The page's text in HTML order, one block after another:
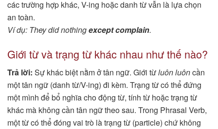
các trường hợp khác, V-ing hoặc danh từ vẫn là lựa chọn
an toàn.
Ví dụ: They did nothingexcept complain.
Giới từ và trạng từ khác nhau như thế nào?
Trả lời: Sự khác biệt nằm ở tân ngữ. Giới từluôn luôncần
một tân ngữ (danh từ/V-ing) đi kèm. Trạng từ có thể đứng
một mình để bổ nghĩa cho động từ, tính từ hoặc trạng từ
khác mà không cần tân ngữ theo sau. Trong Phrasal Verb,
một từ có thể đóng vai trò là trạng từ (particle) chứ không